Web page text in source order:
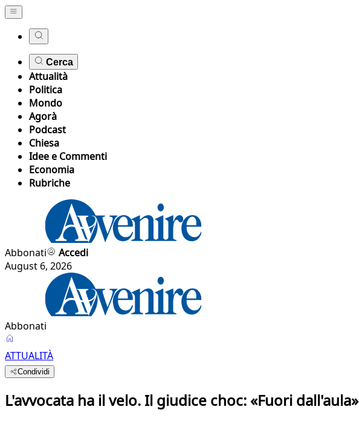
Cerca
Attualità
Politica
Mondo
Agorà
Podcast
Chiesa
Idee e Commenti
Economia
Rubriche
Abbonati
Accedi
August 6, 2026
Abbonati
ATTUALITÀ
Condividi
L'avvocata ha il velo. Il giudice choc: «Fuori dall'aula»